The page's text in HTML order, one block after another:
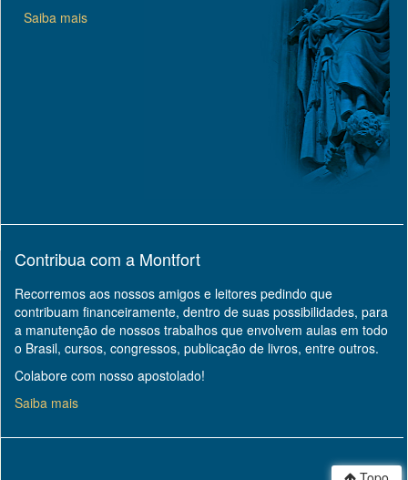
Saiba mais
Contribua com a Montfort
Recorremos aos nossos amigos e leitores pedindo que
contribuam financeiramente, dentro de suas possibilidades, para
a manutenção de nossos trabalhos que envolvem aulas em todo
o Brasil, cursos, congressos, publicação de livros, entre outros.
Colabore com nosso apostolado!
Saiba mais